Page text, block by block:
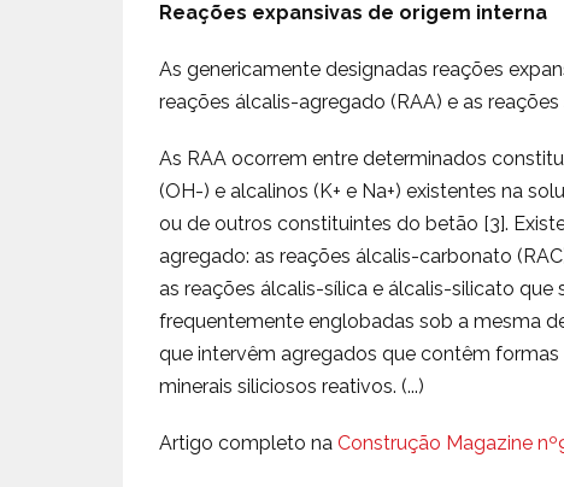
Reações expansivas de origem interna
As genericamente designadas reações
reações álcalis-agregado (RAA) e as
As RAA ocorrem entre determinados
(OH-) e alcalinos (K+ e Na+) existentes na
ou de outros constituintes do betão [3].
agregado: as reações álcalis-carbonato
as reações álcalis-sílica e álcalis-silicato que
frequentemente englobadas sob a mesma
que intervêm agregados que contêm
minerais siliciosos reativos. (...)
Artigo completo na Construção Magazine